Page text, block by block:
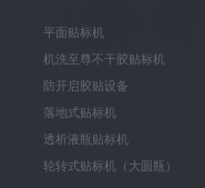
平面贴标机
机洗至尊不干胶贴标机
防开启胶贴设备
落地式贴标机
透析液瓶贴标机
轮转式贴标机（大圆瓶）